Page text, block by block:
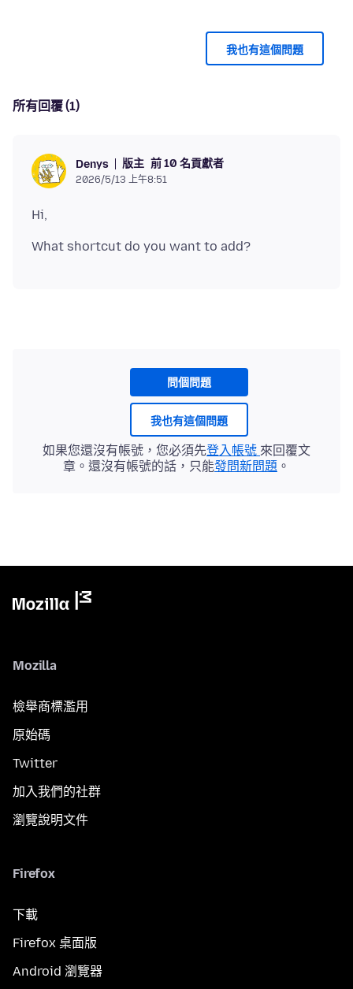
我也有這個問題
所有回覆 (1)
Denys 版主 前 10 名貢獻者
2026/5/13 上午8:51
問個問題
我也有這個問題
如果您還沒有帳號，您必須先登入帳號 來回覆文
章。還沒有帳號的話，只能發問新問題 。
Mozilla
檢舉商標濫用
原始碼
Twitter
加入我們的社群
瀏覽說明文件
Firefox
下載
Firefox 桌面版
Android 瀏覽器